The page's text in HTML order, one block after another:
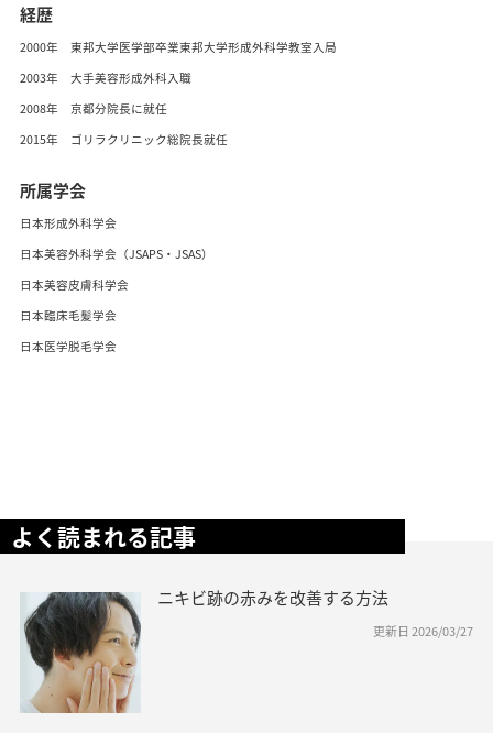
経歴
2000年 東邦大学医学部卒業東邦大学形成外科学教室入局
2003年 大手美容形成外科入職
2008年 京都分院長に就任
2015年 ゴリラクリニック総院長就任
所属学会
日本形成外科学会
日本美容外科学会（JSAPS・JSAS）
日本美容皮膚科学会
日本臨床毛髪学会
日本医学脱毛学会
よく読まれる記事
ニキビ跡の赤みを改善する方法
更新日 2026/03/27